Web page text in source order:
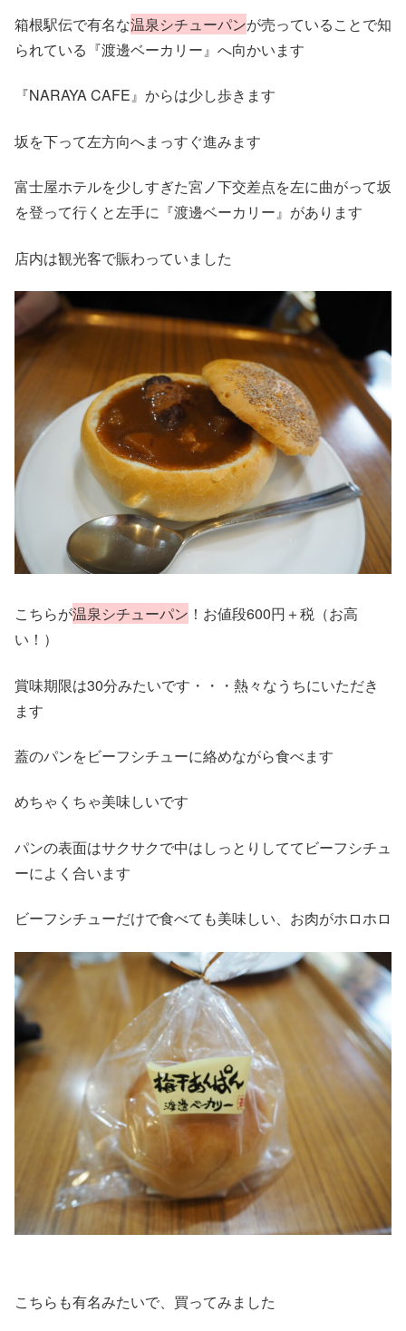
箱根駅伝で有名な温泉シチューパンが売っていることで知
られている『渡邊ベーカリー』へ向かいます
『NARAYA CAFE』からは少し歩きます
坂を下って左方向へまっすぐ進みます
富士屋ホテルを少しすぎた宮ノ下交差点を左に曲がって坂
を登って行くと左手に『渡邊ベーカリー』があります
店内は観光客で賑わっていました
こちらが温泉シチューパン ！お値段600円＋税（お高
い！）
賞味期限は30分みたいです・・・熱々なうちにいただき
ます
蓋のパンをビーフシチューに絡めながら食べます
めちゃくちゃ美味しいです
パンの表面はサクサクで中はしっとりしててビーフシチュ
ーによく合います
ビーフシチューだけで食べても美味しい、お肉がホロホロ
こちらも有名みたいで、買ってみました